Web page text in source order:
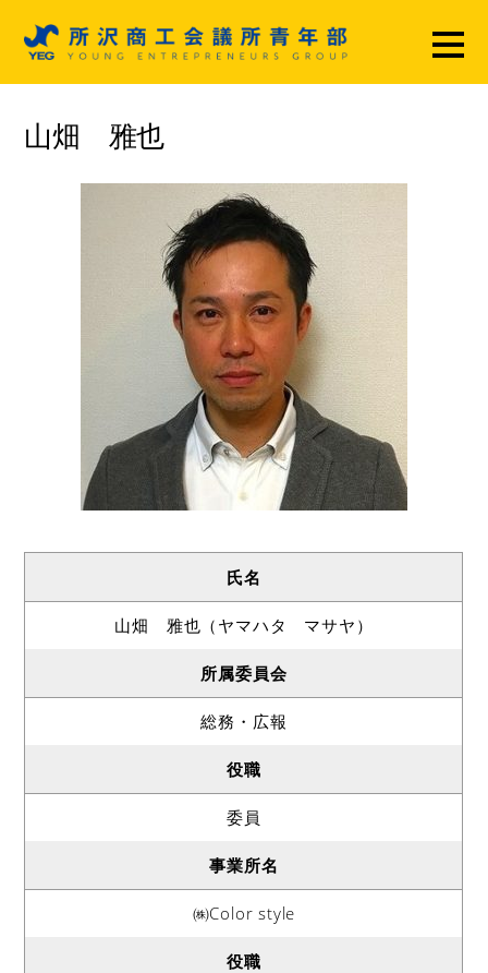
山畑 雅也
氏名
山畑 雅也（ヤマハタ マサヤ）
所属委員会
総務・広報
役職
委員
事業所名
㈱Color style
役職